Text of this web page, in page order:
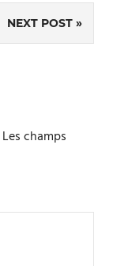
NEXT POST
Les champs